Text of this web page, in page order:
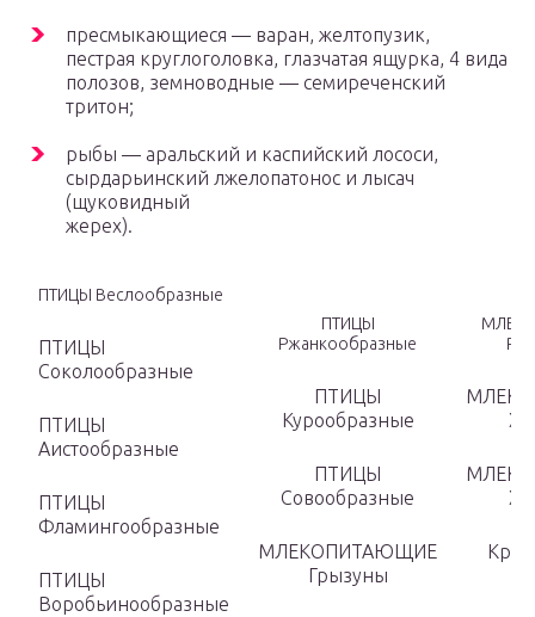
пресмыкающиеся — варан, желтопузик,
пестрая круглоголовка, глазчатая ящурка, 4 вида
полозов, земноводные — семиреченский
тритон;
рыбы — аральский и каспийский лососи,
сырдарьинский лжелопатонос и лысач
(щуковидный
жерех).
ПТИЦЫ Веслообразные
ПТИЦЫ
Соколообразные
ПТИЦЫ
Аистообразные
ПТИЦЫ
Фламингообразные
ПТИЦЫ
Воробьинообразные
ПТИЦЫ
Ржанкообразные
ПТИЦЫ
Курообразные
ПТИЦЫ
Совообразные
МЛЕКОПИТАЮЩИЕ
Грызуны